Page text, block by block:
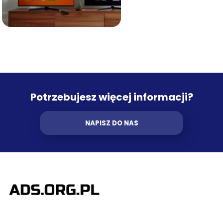
Potrzebujesz więcej informacji?
NAPISZ DO NAS